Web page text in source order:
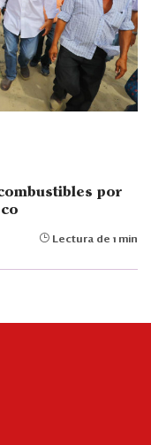
por
Lectura de 1 min